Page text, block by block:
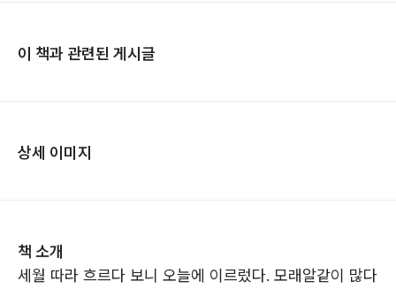
이 책과 관련된 게시글
상세 이미지
책 소개
세월 따라 흐르다 보니 오늘에 이르렀다. 모래알같이 많다